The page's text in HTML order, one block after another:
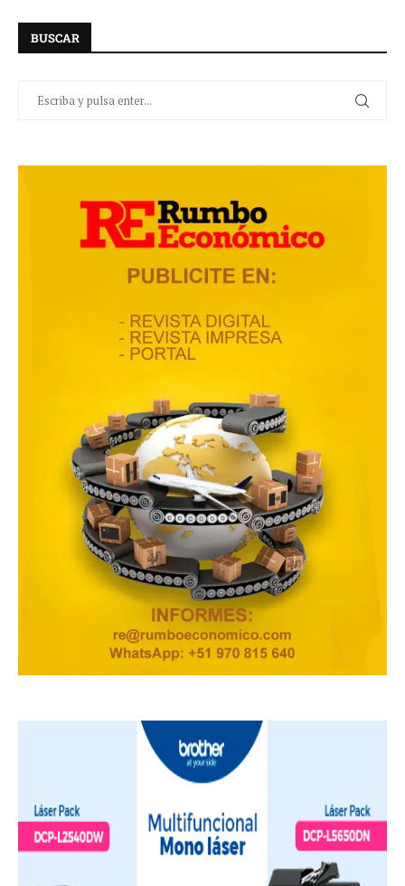
BUSCAR